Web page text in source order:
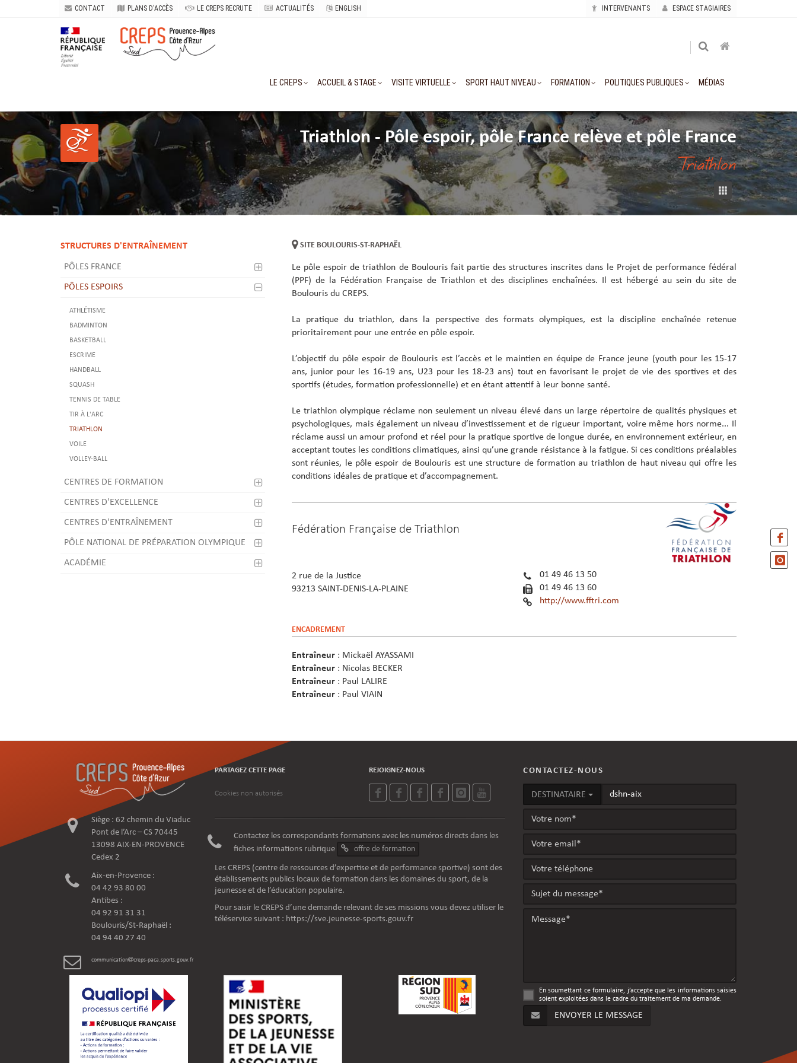
INTERVENANTS ESPACE STAGIAIRES
CONTACT PLANS D'ACCÈS LE CREPS RECRUTE ACTUALITÉS ENGLISH
LE CREPS ACCUEIL & STAGE VISITE VIRTUELLE SPORT HAUT NIVEAU FORMATION POLITIQUES PUBLIQUES MÉDIAS
Triathlon - Pôle espoir, pôle France relève et pôle France
Triathlon
STRUCTURES D'ENTRAÎNEMENT
PÔLES FRANCE
PÔLES ESPOIRS
ATHLÉTISME
BADMINTON
BASKETBALL
ESCRIME
HANDBALL
SQUASH
TENNIS DE TABLE
TIR À L'ARC
TRIATHLON
VOILE
VOLLEY-BALL
CENTRES DE FORMATION
CENTRES D'EXCELLENCE
CENTRES D'ENTRAÎNEMENT
PÔLE NATIONAL DE PRÉPARATION OLYMPIQUE
ACADÉMIE
SITE BOULOURIS-ST-RAPHAËL
Le pôle espoir de triathlon de Boulouris fait partie des structures inscrites dans le Projet de performance fédéral
(PPF) de la Fédération Française de Triathlon et des disciplines enchaînées. Il est hébergé au sein du site de
Boulouris du CREPS.
La pratique du triathlon, dans la perspective des formats olympiques, est la discipline enchaînée retenue
prioritairement pour une entrée en pôle espoir.
L’objectif du pôle espoir de Boulouris est l’accès et le maintien en équipe de France jeune (youth pour les 15-17
ans, junior pour les 16-19 ans, U23 pour les 18-23 ans) tout en favorisant le projet de vie des sportives et des
sportifs (études, formation professionnelle) et en étant attentif à leur bonne santé.
Le triathlon olympique réclame non seulement un niveau élevé dans un large répertoire de qualités physiques et
psychologiques, mais également un niveau d’investissement et de rigueur important, voire même hors norme... Il
réclame aussi un amour profond et réel pour la pratique sportive de longue durée, en environnement extérieur, en
acceptant toutes les conditions climatiques, ainsi qu’une grande résistance à la fatigue. Si ces conditions préalables
sont réunies, le pôle espoir de Boulouris est une structure de formation au triathlon de haut niveau qui offre les
conditions idéales de pratique et d’accompagnement.
Fédération Française de Triathlon
2 rue de la Justice
93213 SAINT-DENIS-LA-PLAINE
01 49 46 13 50
01 49 46 13 60
http://www.fftri.com
ENCADREMENT
Entraîneur : Mickaël AYASSAMI
Entraîneur : Nicolas BECKER
Entraîneur : Paul LALIRE
Entraîneur : Paul VIAIN
Siège : 62 chemin du Viaduc
Pont de l’Arc – CS 70445
13098 AIX-EN-PROVENCE
Cedex 2
Aix-en-Provence :
04 42 93 80 00
Antibes :
04 92 91 31 31
Boulouris/St-Raphaël :
04 94 40 27 40
communication creps-paca.sports.gouv.fr
PARTAGEZ CETTE PAGE
Cookies non autorisés
REJOIGNEZ-NOUS
Contactez les correspondants formations avec les numéros directs dans les
fiches informations rubrique
offre de formation
Les CREPS (centre de ressources d’expertise et de performance sportive) sont des
établissements publics locaux de formation dans les domaines du sport, de la
jeunesse et de l’éducation populaire.
Pour saisir le CREPS d’une demande relevant de ses missions vous devez utiliser le
téléservice suivant : https://sve.jeunesse-sports.gouv.fr
CONTACTEZ-NOUS
DESTINATAIRE
En soumettant ce formulaire, j’accepte que les informations saisies
soient exploitées dans le cadre du traitement de ma demande.